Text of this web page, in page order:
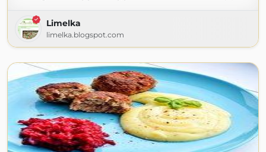
Limelka
limelka.blogspot.com